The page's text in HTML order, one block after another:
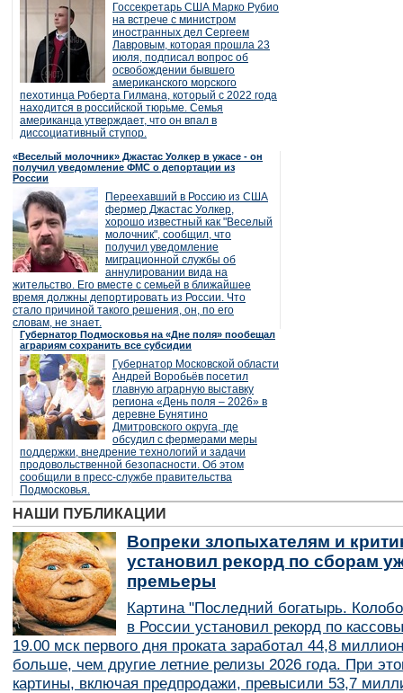
Госсекретарь США Марко Рубио
на встрече с министром
иностранных дел Сергеем
Лавровым, которая прошла 23
июля, подписал вопрос об
освобождении бывшего
американского морского
пехотинца Роберта Гилмана, который с 2022 года
находится в российской тюрьме. Семья
американца утверждает, что он впал в
диссоциативный ступор.
«Веселый молочник» Джастас Уолкер в ужасе - он
получил уведомление ФМС о депортации из
России
Переехавший в Россию из США
фермер Джастас Уолкер,
хорошо известный как "Веселый
молочник", сообщил, что
получил уведомление
миграционной службы об
аннулировании вида на
жительство. Его вместе с семьей в ближайшее
время должны депортировать из России. Что
стало причиной такого решения, он, по его
словам, не знает.
Губернатор Подмосковья на «Дне поля» пообещал
аграриям сохранить все субсидии
Губернатор Московской области
Андрей Воробьёв посетил
главную аграрную выставку
региона «День поля – 2026» в
деревне Бунятино
Дмитровского округа, где
обсудил с фермерами меры
поддержки, внедрение технологий и задачи
продовольственной безопасности. Об этом
сообщили в пресс-службе правительства
Подмосковья.
НАШИ ПУБЛИКАЦИИ
Вопреки злопыхателям и
установил рекорд по сборам
премьеры
Картина "Последний богатырь.
в России установил рекорд по
19.00 мск первого дня проката заработал 44,8
больше, чем другие летние релизы 2026 года. При
картины, включая предпродажи, превысили 53,7